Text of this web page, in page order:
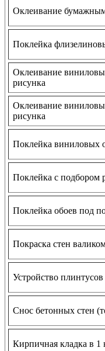
Оклеивание
Поклейка
Оклеивание
рисунка
Оклеивание
рисунка
Поклейка виниловых
Поклейка с подбором
Поклейка обоев под
Покраска стен
Устройство плинтусов
Снос бетонных стен
Кирпичная кладка в 1